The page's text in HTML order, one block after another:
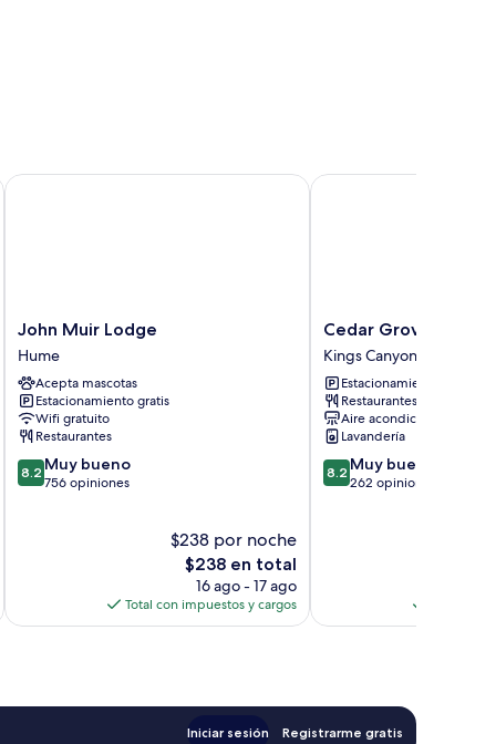
John
Muir
Lodge
Hume
John Muir Lodge
Hume
Acepta mascotas
Estacionamiento gratis
Wifi gratuito
Restaurantes
8.2
de
8.2 Muy bueno
756 opiniones
$238 por noche
El
precio
actual
es
$238 en total
16 ago - 17 ago
Total con impuestos y cargos
John Muir Lodge
Cedar
Grove
Lodge
Kings
Canyon
National
Park
Cedar Grove Lodge
Kings Canyon National
Estacionamiento gratis
Restaurantes
Aire acondicionado
Lavandería
8.2
de
8.2 Muy bueno
262 opiniones
Cedar Grove Lodge
Iniciar sesión Registrarme gratis